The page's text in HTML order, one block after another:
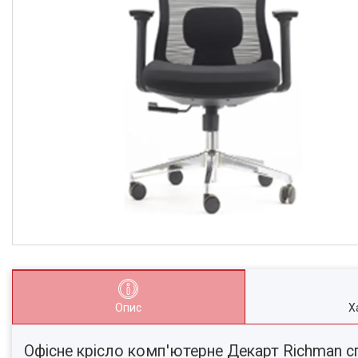
Опис
Офісне крісло комп'ютерне Декарт Richman